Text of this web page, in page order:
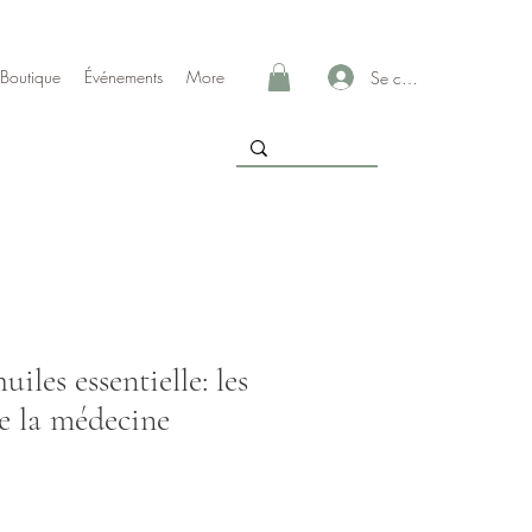
Boutique Événements More Se connecter
essentielle: les
la médecine